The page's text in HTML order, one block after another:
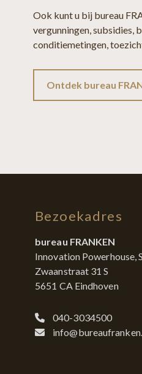
Ook kunt u bij bureau
vergunningen, subsidies,
conditiemetingen,
Ontdek bureau
Bezoekadres
bureau FRANKEN
Innovation Powerhouse,
Zwaanstraat 31 S
5651 CA Eindhoven
040-3034500